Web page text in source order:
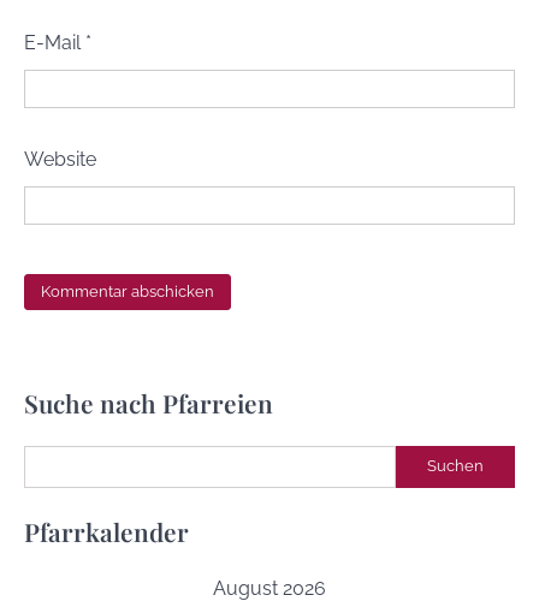
E-Mail *
Website
Suche nach Pfarreien
Suchen
Pfarrkalender
August 2026